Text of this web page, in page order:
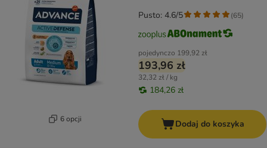
6 opcji
pojedynczo 199,92 zł
193,96 zł
32,32 zł / kg
184,26 zł
Pusto: 4.6/5 (65)
Dodaj do koszyka